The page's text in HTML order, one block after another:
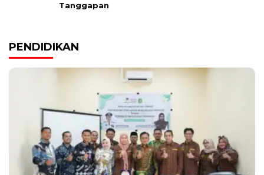
Tanggapan
PENDIDIKAN